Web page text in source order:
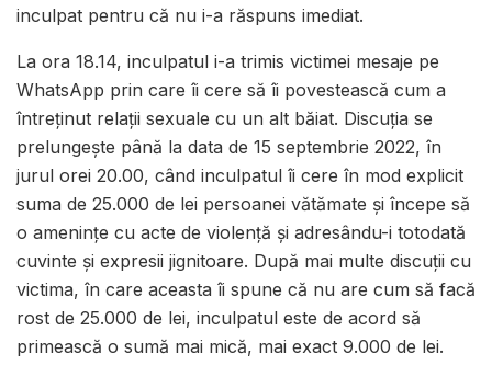
inculpat pentru că nu i-a răspuns imediat.
La ora 18.14, inculpatul i-a trimis victimei mesaje pe
WhatsApp prin care îi cere să îi povestească cum a
întreținut relații sexuale cu un alt băiat. Discuția se
prelungește până la data de 15 septembrie 2022, în
jurul orei 20.00, când inculpatul îi cere în mod explicit
suma de 25.000 de lei persoanei vătămate și începe să
o amenințe cu acte de violență și adresându-i totodată
cuvinte și expresii jignitoare. După mai multe discuții cu
victima, în care aceasta îi spune că nu are cum să facă
rost de 25.000 de lei, inculpatul este de acord să
primească o sumă mai mică, mai exact 9.000 de lei.